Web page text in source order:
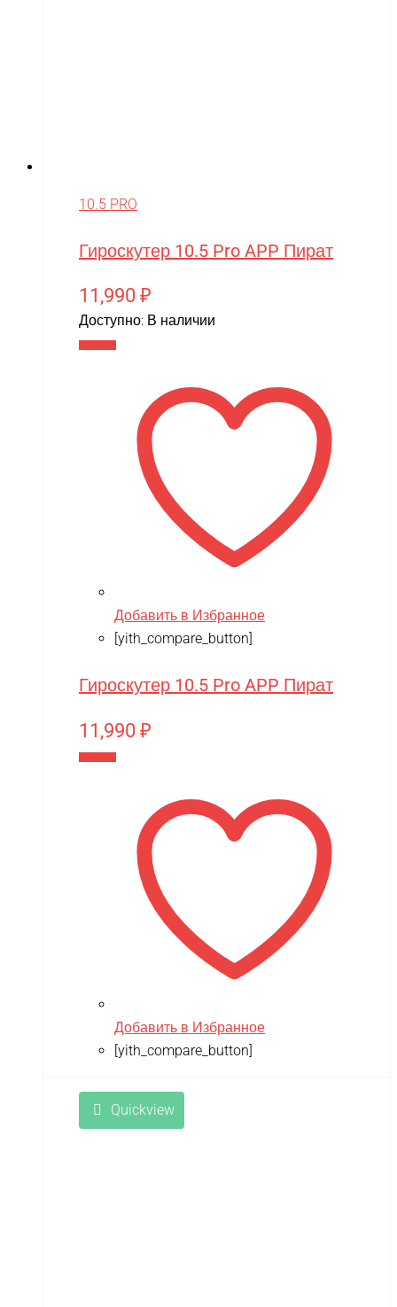
10.5 PRO
Гироскутер 10.5 Pro APP Пират
11,990 ₽
Доступно: В наличии
Добавить в Избранное
[yith_compare_button]
Гироскутер 10.5 Pro APP Пират
11,990 ₽
Добавить в Избранное
[yith_compare_button]
Quickview